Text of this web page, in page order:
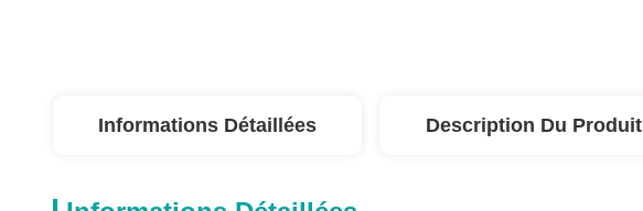
Informations Détaillées Description Du Produit